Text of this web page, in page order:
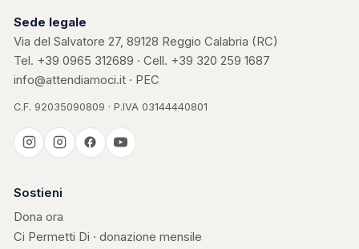
Sede legale
Via del Salvatore 27, 89128 Reggio Calabria (RC)
Tel. +39 0965 312689 · Cell. +39 320 259 1687
info@attendiamoci.it · PEC
C.F. 92035090809 · P.IVA 03144440801
Casa Kerigma
Sostieni
Dona ora
Ci Permetti Di · donazione mensile